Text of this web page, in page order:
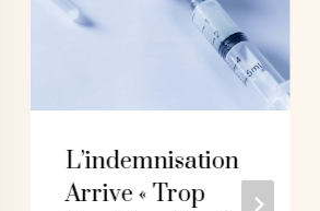
L’indemnisation
Arrive « Trop ​​